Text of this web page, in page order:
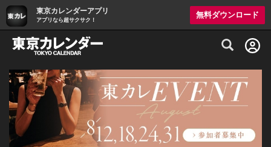
東京カレンダーアプリ
アプリなら超サクサク！
無料ダウンロード
グルメ情報・プレミアムレストラン予約